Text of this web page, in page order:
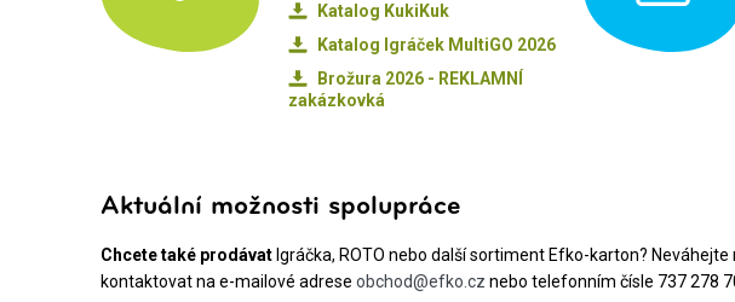
Katalog KukiKuk
Katalog Igráček MultiGO 2026
Brožura 2026 - REKLAMNÍ
zakázkovká
Aktuální možnosti spolupráce
Chcete také prodávatIgráčka, ROTO nebo další sortiment Efko-karton? Neváhejte
kontaktovat na e-mailové adrese obchod@efko.cz nebo telefonním čísle 737 278